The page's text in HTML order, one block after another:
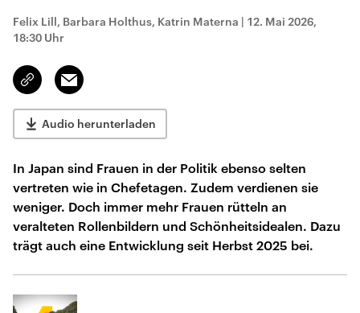
Felix Lill, Barbara Holthus, Katrin Materna | 12. Mai 2026,
18:30 Uhr
Link
kopieren/teilen
Email
Audio herunterladen
In Japan sind Frauen in der Politik ebenso selten
vertreten wie in Chefetagen. Zudem verdienen sie
weniger. Doch immer mehr Frauen rütteln an
veralteten Rollenbildern und Schönheitsidealen. Dazu
trägt auch eine Entwicklung seit Herbst 2025 bei.